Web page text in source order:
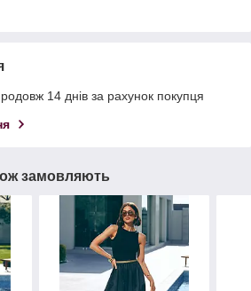
14 днів за рахунок покупця
замовляють